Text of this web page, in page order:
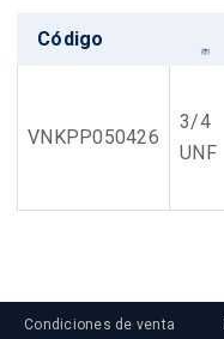
Código
VNKPP050426
3/4
UNF
Condiciones de venta